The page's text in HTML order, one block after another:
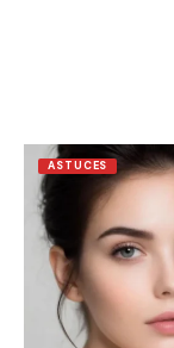
ASTUCES